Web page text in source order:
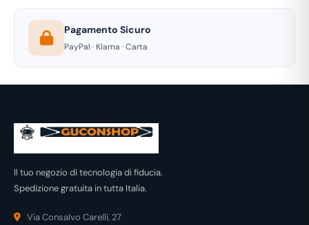
Pagamento Sicuro
PayPal · Klarna · Carta
Il tuo negozio di tecnologia di fiducia.
Spedizione gratuita in tutta Italia.
Via Consalvo Carelli, 27